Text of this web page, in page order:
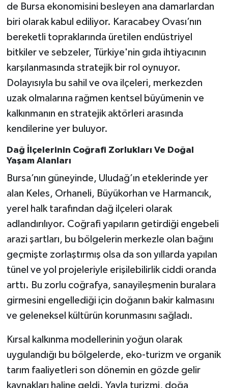
de Bursa ekonomisini besleyen ana damarlardan
biri olarak kabul ediliyor. Karacabey Ovası’nın
bereketli topraklarında üretilen endüstriyel
bitkiler ve sebzeler, Türkiye'nin gıda ihtiyacının
karşılanmasında stratejik bir rol oynuyor.
Dolayısıyla bu sahil ve ova ilçeleri, merkezden
uzak olmalarına rağmen kentsel büyümenin ve
kalkınmanın en stratejik aktörleri arasında
kendilerine yer buluyor.
Dağ İlçelerinin Coğrafi Zorlukları Ve Doğal
Yaşam Alanları
Bursa’nın güneyinde, Uludağ’ın eteklerinde yer
alan Keles, Orhaneli, Büyükorhan ve Harmancık,
yerel halk tarafından dağ ilçeleri olarak
adlandırılıyor. Coğrafi yapıların getirdiği engebeli
arazi şartları, bu bölgelerin merkezle olan bağını
geçmişte zorlaştırmış olsa da son yıllarda yapılan
tünel ve yol projeleriyle erişilebilirlik ciddi oranda
arttı. Bu zorlu coğrafya, sanayileşmenin buralara
girmesini engellediği için doğanın bakir kalmasını
ve geleneksel kültürün korunmasını sağladı.
Kırsal kalkınma modellerinin yoğun olarak
uygulandığı bu bölgelerde, eko-turizm ve organik
tarım faaliyetleri son dönemin en gözde gelir
kaynakları haline geldi. Yayla turizmi, doğa